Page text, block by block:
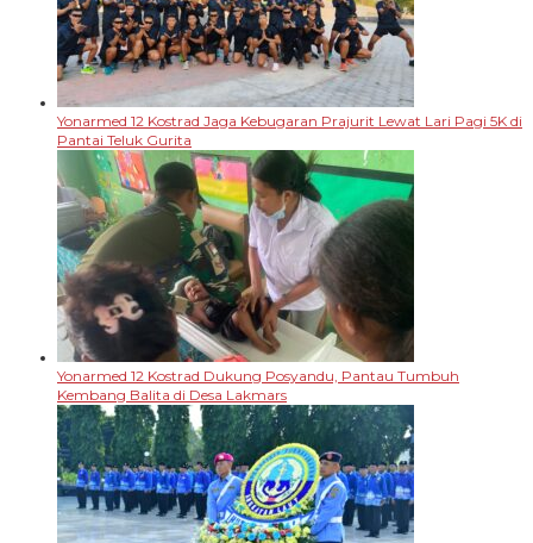
Yonarmed 12 Kostrad Jaga Kebugaran Prajurit Lewat Lari Pagi 5K di
Pantai Teluk Gurita
Yonarmed 12 Kostrad Dukung Posyandu, Pantau Tumbuh
Kembang Balita di Desa Lakmars